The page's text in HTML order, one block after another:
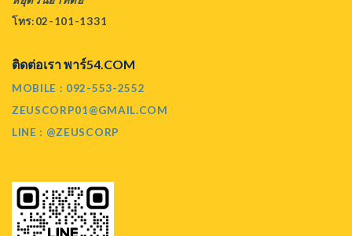
โทร:02-101-1331
ติดต่อเรา พาร์54.COM
MOBILE : 092-553-2552
ZEUSCORP01@GMAIL.COM
LINE : @ZEUSCORP